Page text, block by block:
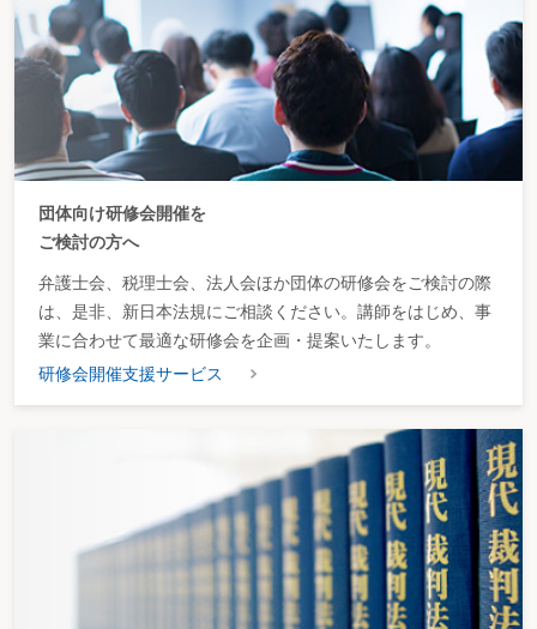
団体向け研修会開催を
ご検討の方へ
弁護士会、税理士会、法人会ほか団体の研修会をご検討の際
は、是非、新日本法規にご相談ください。講師をはじめ、事
業に合わせて最適な研修会を企画・提案いたします。
研修会開催支援サービス